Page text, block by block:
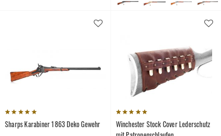
Sharps Karabiner 1863 Deko Gewehr
Winchester Stock Cover Lederschutz